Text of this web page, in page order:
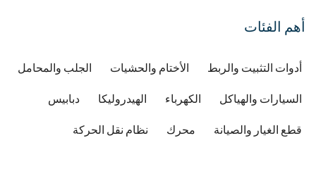
أهم الفئات
أدوات التثبيت والربط الأختام والحشيات الجلب والمحامل
السيارات والهياكل الكهرباء الهيدروليكا دبابيس
قطع الغيار والصيانة محرك نظام نقل الحركة